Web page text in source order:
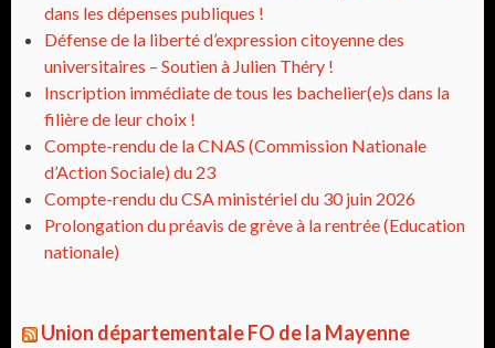
dans les dépenses publiques !
Défense de la liberté d’expression citoyenne des
universitaires – Soutien à Julien Théry !
Inscription immédiate de tous les bachelier(e)s dans la
filière de leur choix !
Compte-rendu de la CNAS (Commission Nationale
d’Action Sociale) du 23
Compte-rendu du CSA ministériel du 30 juin 2026
Prolongation du préavis de grève à la rentrée (Education
nationale)
Union départementale FO de la Mayenne